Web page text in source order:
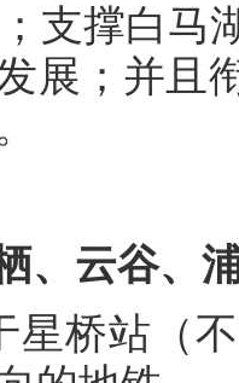
支撑白马
展；并且
、云谷、
星桥站（